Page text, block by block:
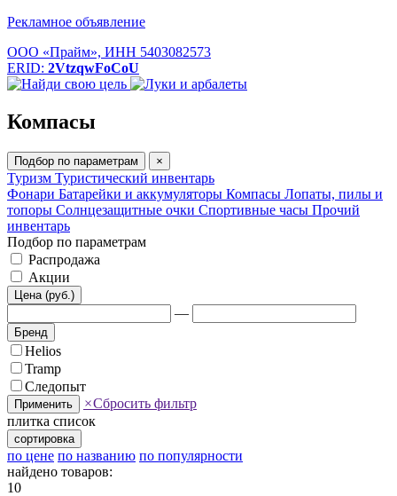
Рекламное объявление
ООО «Прайм», ИНН 5403082573
ERID: 2VtzqwFoCoU
Компасы
Подбор по параметрам ×
Туризм Туристический инвентарь
Фонари Батарейки и аккумуляторы Компасы Лопаты, пилы и
топоры Солнцезащитные очки Спортивные часы Прочий
инвентарь
Подбор по параметрам
Распродажа
Акции
Цена (руб.)
—
Бренд
Helios
Tramp
Следопыт
Применить ×Сбросить фильтр
плитка список
сортировка
по цене по названию по популярности
найдено товаров:
10